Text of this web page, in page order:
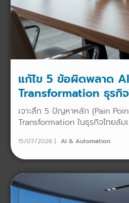
แก้ไข 5 ข้อผิดพลาด AI
Transformation ธุรกิ
เจาะลึก 5 ปัญหาหลัก (Pain
Transformation ในธุรกิจไทยล้ม
15/07/2026 AI & Automation